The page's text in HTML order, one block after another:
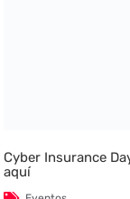
Cyber Insurance
aquí